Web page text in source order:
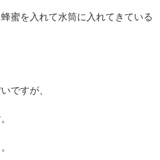
蜜を入れて水筒に入れてきている
ですが、